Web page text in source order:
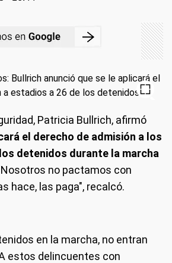
Patricia Bullrich, afirmó
el derecho de admisión a los
detenidos durante la marcha
no pactamos con
hace, las paga", recalcó.
en la marcha, no entran
estos delincuentes con